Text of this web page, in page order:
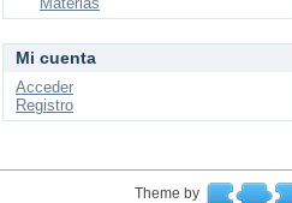
Mi cuenta
Acceder
Registro
Theme by